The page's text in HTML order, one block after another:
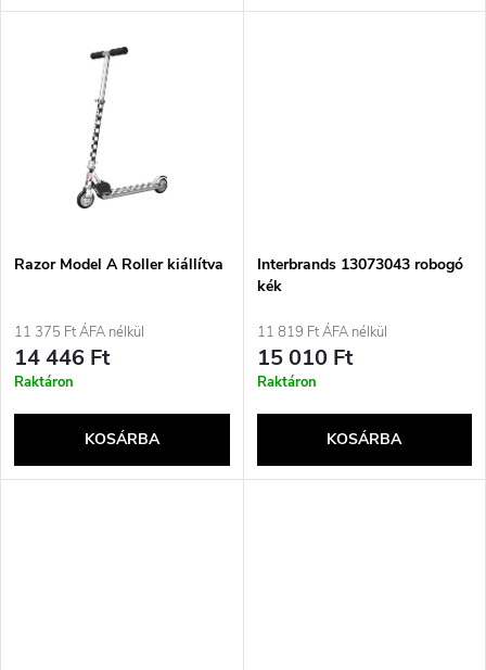
n
é
e
j
a
Razor Model A Roller kiállítva
11 375 Ft ÁFA nélkül
14 446 Ft
Raktáron
KOSÁRBA
Interbrands 13073043 robogó
kék
11 819 Ft ÁFA nélkül
15 010 Ft
Raktáron
KOSÁRBA